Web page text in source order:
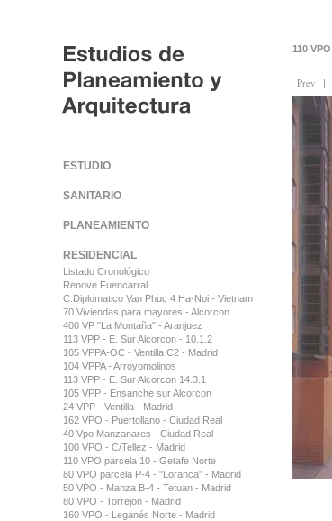
ESTUDIO
SANITARIO
PLANEAMIENTO
RESIDENCIAL
Listado Cronológico
Renove Fuencarral
C.Diplomatico Van Phuc 4 Ha-Noi - Vietnam
70 Viviendas para mayores - Alcorcon
400 VP "La Montaña" - Aranjuez
113 VPP - E. Sur Alcorcon - 10.1.2
105 VPPA-OC - Ventilla C2 - Madrid
104 VPPA - Arroyomolinos
113 VPP - E. Sur Alcorcon 14.3.1
105 VPP - Ensanche sur Alcorcon
24 VPP - Ventilla - Madrid
162 VPO - Puertollano - Ciudad Real
40 Vpo Manzanares - Ciudad Real
100 VPO - C/Tellez - Madrid
110 VPO parcela 10 - Getafe Norte
80 VPO parcela P-4 - "Loranca" - Madrid
50 VPO - Manza B-4 - Tetuan - Madrid
80 VPO - Torrejon - Madrid
160 VPO - Leganés Norte - Madrid
110 VPO
Prev |